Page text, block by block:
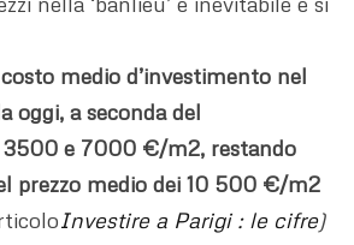
medio d’investimento nel
oggi, a seconda del
e 7000 €/m2, restando
prezzo medio dei 10 500 €/m2
Investire a Parigi : le cifre)